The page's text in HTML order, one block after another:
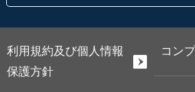
利用規約及び個人情報
保護方針
コン